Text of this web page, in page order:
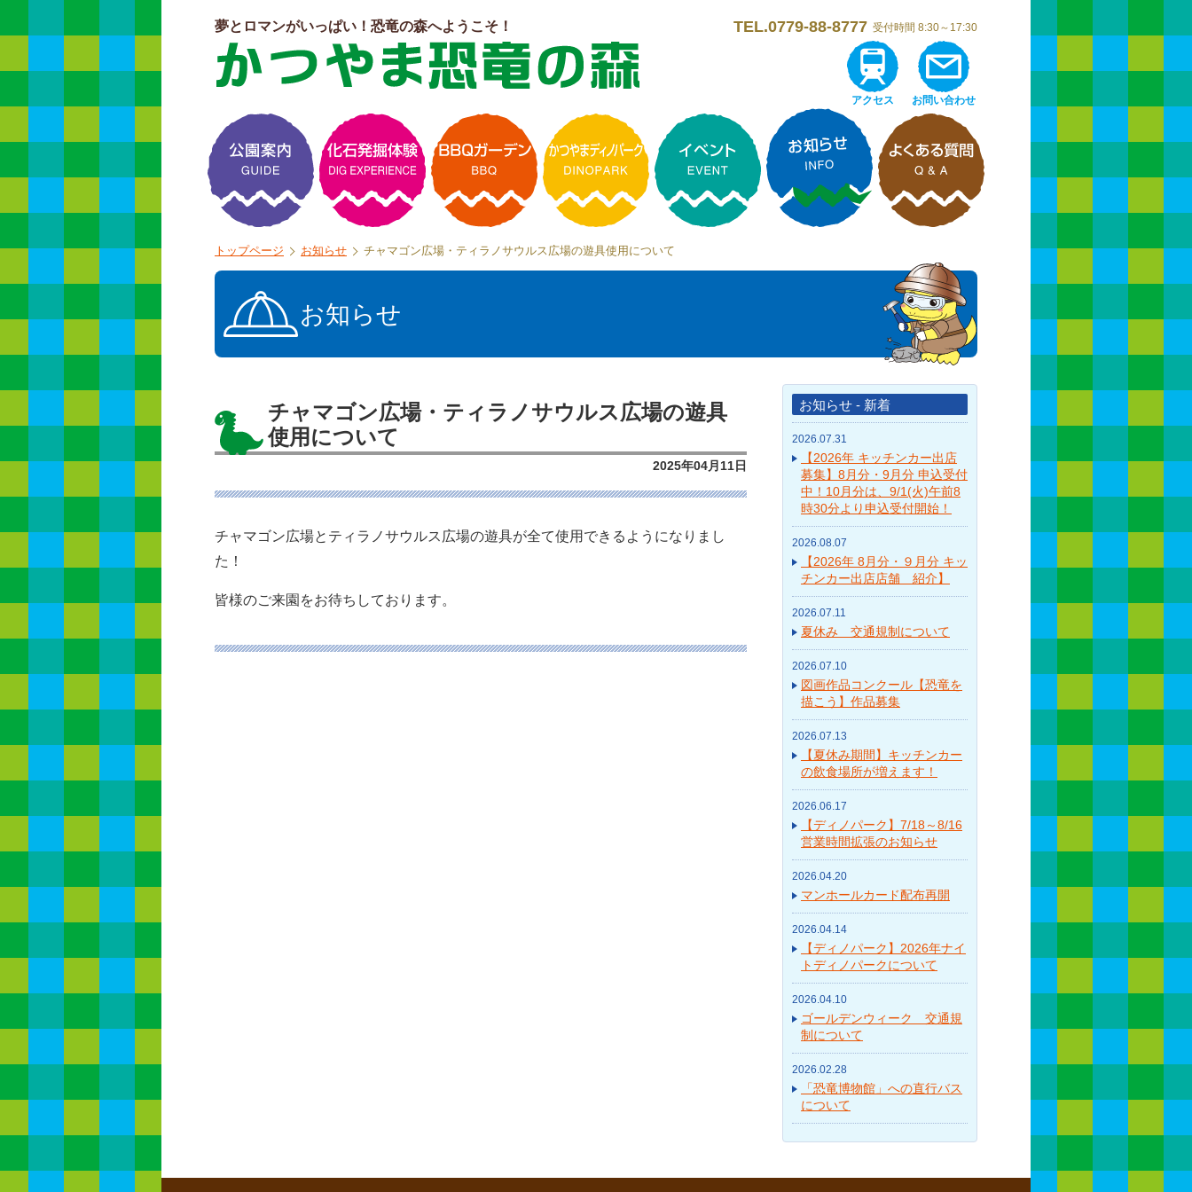
夢とロマンがいっぱい！恐竜の森へようこそ！ TEL.0779-88-8777 受付時間 8:30～17:30
アクセス お問い合わせ
トップページ お知らせ チャマゴン広場・ティラノサウルス広場の遊具使用について
お知らせ
チャマゴン広場・ティラノサウルス広場の遊具
使用について
2025年04月11日
チャマゴン広場とティラノサウルス広場の遊具が全て使用できるようになりまし
た！
皆様のご来園をお待ちしております。
お知らせ - 新着
2026.07.31
【2026年 キッチンカー出店
募集】8月分・9月分 申込受付
中！10月分は、9/1(火)午前8
時30分より申込受付開始！
2026.08.07
【2026年 8月分・９月分 キッ
チンカー出店店舗 紹介】
2026.07.11
夏休み 交通規制について
2026.07.10
図画作品コンクール【恐竜を
描こう】作品募集
2026.07.13
【夏休み期間】キッチンカー
の飲食場所が増えます！
2026.06.17
【ディノパーク】7/18～8/16
営業時間拡張のお知らせ
2026.04.20
マンホールカード配布再開
2026.04.14
【ディノパーク】2026年ナイ
トディノパークについて
2026.04.10
ゴールデンウィーク 交通規
制について
2026.02.28
「恐竜博物館」への直行バス
について